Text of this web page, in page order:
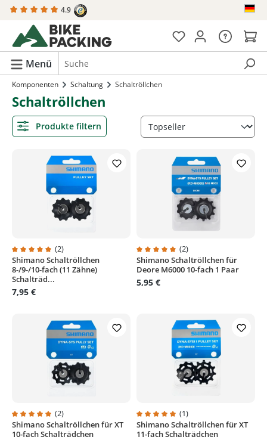
springen 4.9
Menü
Komponenten Schaltung Schaltröllchen
Schaltröllchen
Produkte filtern
Durchschnittliche Bewertung von 5 von 5 Sternen
(2)
Shimano Schaltröllchen
8-/9-/10-fach (11 Zähne)
Schalträd...
7,95 €
Durchschnittliche Bewertung
(2)
Shimano Schaltröllchen für
Deore M6000 10-fach 1 Paar
5,95 €
Durchschnittliche Bewertung von 5 von 5 Sternen
(2)
Shimano Schaltröllchen für XT
10-fach Schalträdchen
Durchschnittliche Bewertung
(1)
Shimano Schaltröllchen für XT
11-fach Schalträdchen